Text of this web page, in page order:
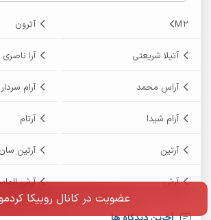
M2 آترون
آتیلا شریعتی آرا ناصری
آراس محمد آرام سردار
آرام شیدا آرتام
آرتین آرتین سان
آرش آرش
آرش امامی آرش
عضویت در کانال روبیکا